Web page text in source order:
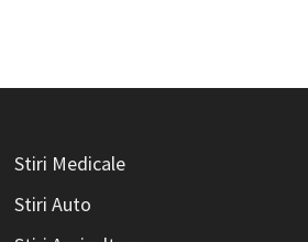
Stiri Medicale
Stiri Auto